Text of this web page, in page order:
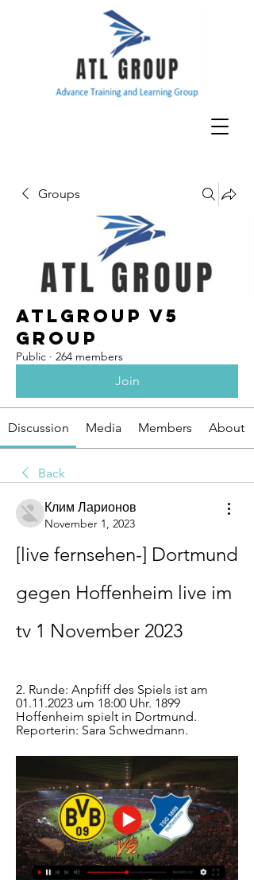
Groups
ATLGroup v5
Group
Public · 264 members
Join
Discussion Media Members About
Back
Клим Ларионов
November 1, 2023
[live fernsehen-] Dortmund
gegen Hoffenheim live im
tv 1 November 2023
2. Runde: Anpfiff des Spiels ist am
01.11.2023 um 18:00 Uhr. 1899
Hoffenheim spielt in Dortmund.
Reporterin: Sara Schwedmann.